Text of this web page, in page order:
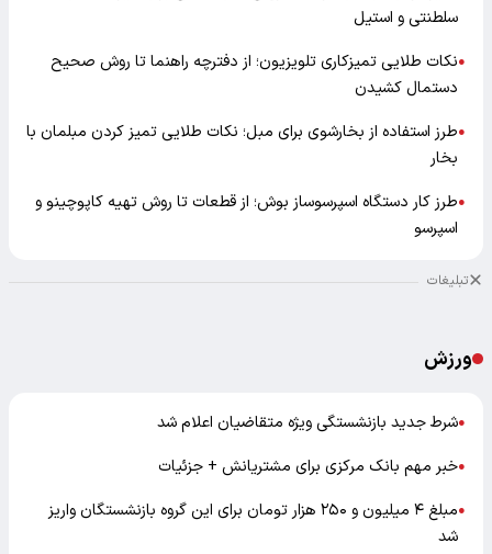
سلطنتی و استیل
●نکات طلایی تمیزکاری تلویزیون؛ از دفترچه راهنما تا روش صحیح
دستمال کشیدن
●طرز استفاده از بخارشوی برای مبل؛ نکات طلایی تمیز کردن مبلمان با
بخار
●طرز کار دستگاه اسپرسوساز بوش؛ از قطعات تا روش تهیه کاپوچینو و
اسپرسو
تبلیغات
ورزش
●شرط جدید بازنشستگی ویژه متقاضیان اعلام شد
●خبر مهم بانک مرکزی برای مشتریانش + جزئیات
●
مبلغ ۴ میلیون و ۲۵۰ هزار تومان برای این گروه بازنشستگان واریز
شد